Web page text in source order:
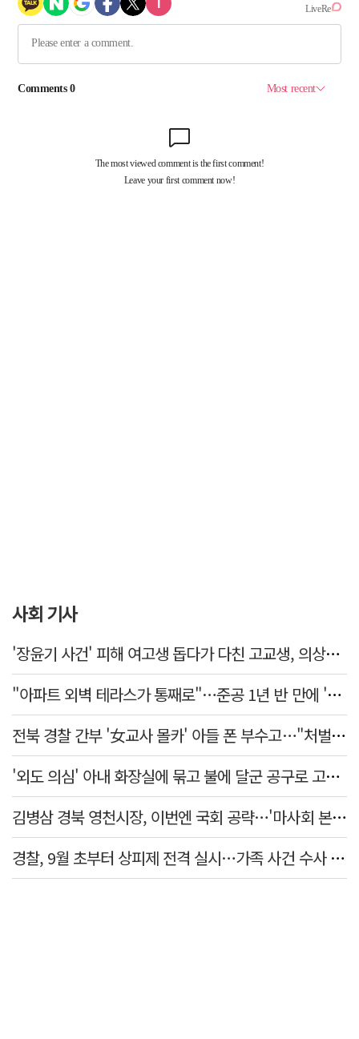
사회 기사
'장윤기 사건' 피해 여고생 돕다가 다친 고교생, 의상자 인정
"아파트 외벽 테라스가 통째로"…준공 1년 반 만에 '아찔 사고'
전북 경찰 간부 '女교사 몰카' 아들 폰 부수고…"처벌 못하는 사안" 내부망에 글
'외도 의심' 아내 화장실에 묶고 불에 달군 공구로 고문…남편 검거
김병삼 경북 영천시장, 이번엔 국회 공략…'마사회 본사 이전·광역교통망 확충' 요청
경찰, 9월 초부터 상피제 전격 실시…가족 사건 수사 못해